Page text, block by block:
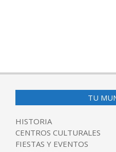
TU
HISTORIA
CENTROS CULTURALES
FIESTAS Y EVENTOS